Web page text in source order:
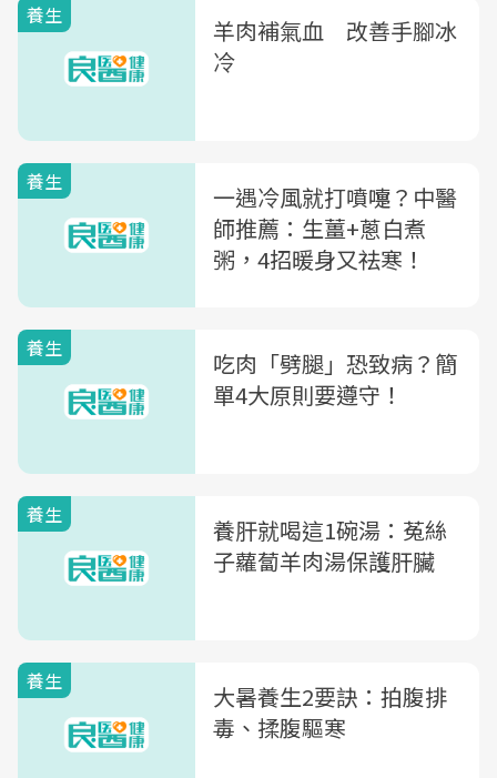
養生
羊肉補氣血 改善手腳冰
冷
養生
一遇冷風就打噴嚏？中醫
師推薦：生薑+蔥白煮
粥，4招暖身又祛寒！
養生
吃肉「劈腿」恐致病？簡
單4大原則要遵守！
養生
養肝就喝這1碗湯：菟絲
子蘿蔔羊肉湯保護肝臟
養生
大暑養生2要訣：拍腹排
毒、揉腹驅寒